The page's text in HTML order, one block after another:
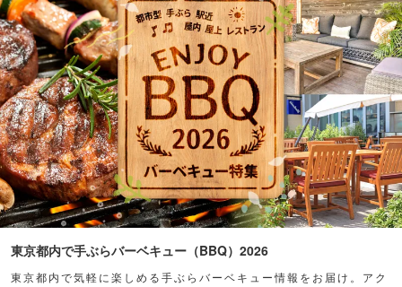
東京都内で手ぶらバーベキュー（BBQ）2026
東京都内で気軽に楽しめる手ぶらバーベキュー情報をお届け。アク